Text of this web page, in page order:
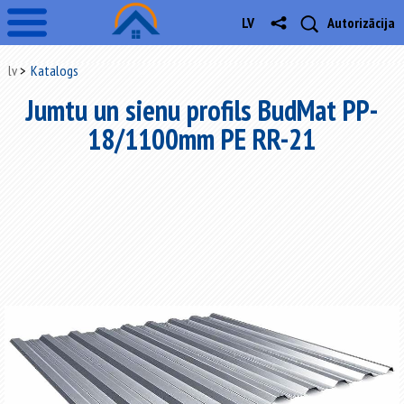
Autorizācija
LV
lv Katalogs
Jumtu un sienu profils BudMat PP-
18/1100mm PE RR-21